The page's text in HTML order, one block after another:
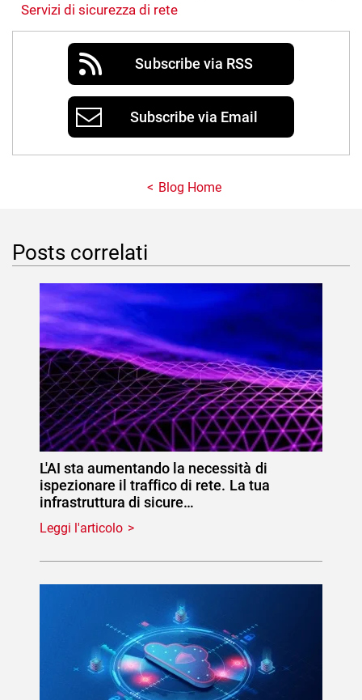
Servizi di sicurezza di rete
Subscribe via RSS
Subscribe via Email
Blog Home
Posts correlati
L'AI sta aumentando la necessità di
ispezionare il traffico di rete. La tua
infrastruttura di sicure…
Leggi l'articolo